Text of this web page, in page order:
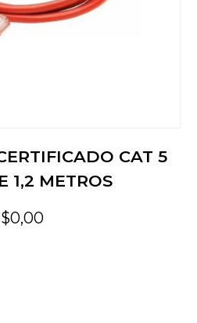
CAT 5
1,2 METROS
$0,00